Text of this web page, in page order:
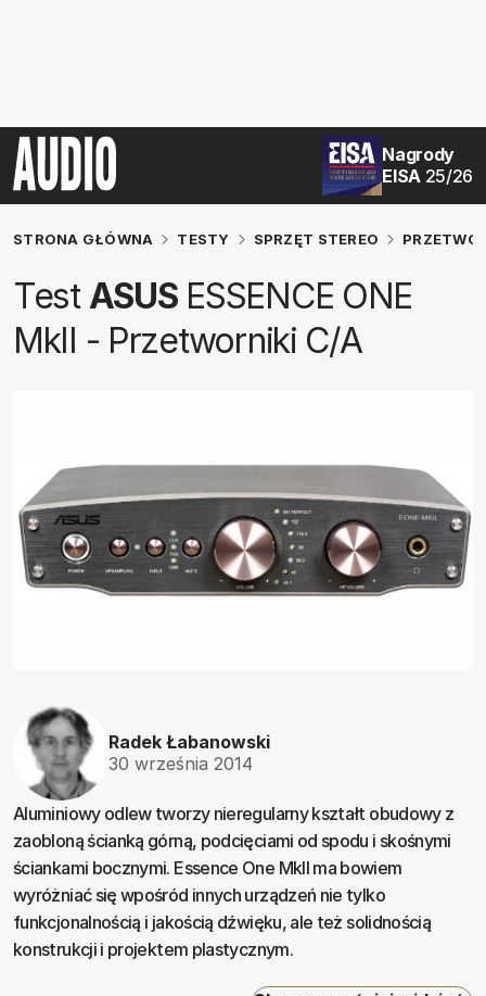
Nagrody
EISA 25/26
STRONA GŁÓWNA TESTY SPRZĘT STEREO
Test ASUSESSENCE ONE
MkII - Przetworniki C/A
Radek Łabanowski
30 września 2014
Aluminiowy odlew tworzy nieregularny kształt obudowy z
zaobloną ścianką górną, podcięciami od spodu i skośnymi
ściankami bocznymi. Essence One MkII ma bowiem
wyróżniać się wpośród innych urządzeń nie tylko
funkcjonalnością i jakością dźwięku, ale też solidnością
konstrukcji i projektem plastycznym.